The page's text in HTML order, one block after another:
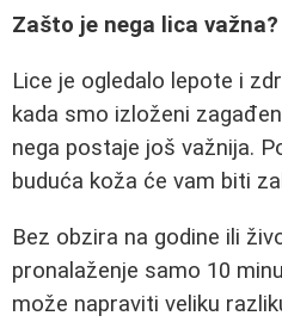
Zašto je nega lica važna?
Lice je ogledalo lepote i
kada smo izloženi
nega postaje još važnija.
buduća koža će vam biti
Bez obzira na godine ili
pronalaženje samo 10
može napraviti veliku